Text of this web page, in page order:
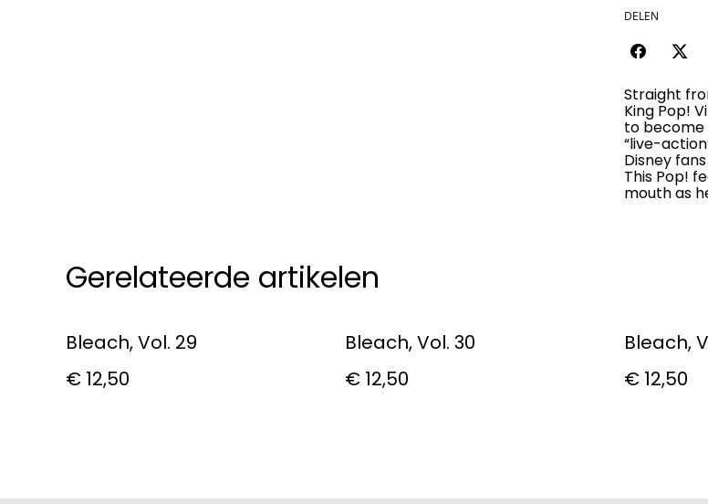
DELEN
Straight
King Pop!
to become
“live-
Disney
This Pop!
mouth as
Gerelateerde artikelen
Bleach, Vol. 29
€ 12,50
Bleach, Vol. 30
€ 12,50
Bleach,
€ 12,50